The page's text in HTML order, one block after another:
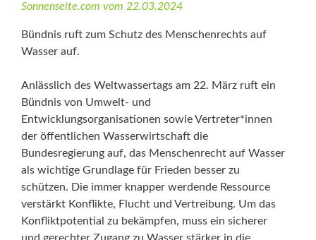
Sonnenseite.com vom 22.03.2024
Bündnis ruft zum Schutz des Menschenrechts auf
Wasser auf.
Anlässlich des Weltwassertags am 22. März ruft ein
Bündnis von Umwelt- und
Entwicklungsorganisationen sowie Vertreter*innen
der öffentlichen Wasserwirtschaft die
Bundesregierung auf, das Menschenrecht auf Wasser
als wichtige Grundlage für Frieden besser zu
schützen. Die immer knapper werdende Ressource
verstärkt Konflikte, Flucht und Vertreibung. Um das
Konfliktpotential zu bekämpfen, muss ein sicherer